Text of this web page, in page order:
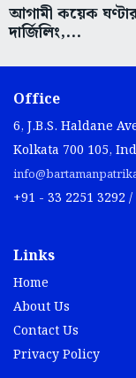
আগামী কয়েক
দার্জিলিং,...
Office
6, J.B.S. Haldane
Kolkata 700 105,
+91 - 33 2251 3292 /
Links
Home
About Us
Contact Us
Privacy Policy